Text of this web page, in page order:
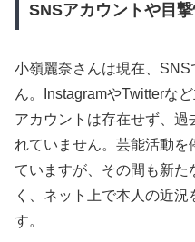
SNSアカウントや目
小嶺麗奈さんは現在、
ん。InstagramやTwitterな
アカウントは存在せず、過
れていません。芸能活動を
ていますが、その間も新
く、ネット上で本人の近
す。